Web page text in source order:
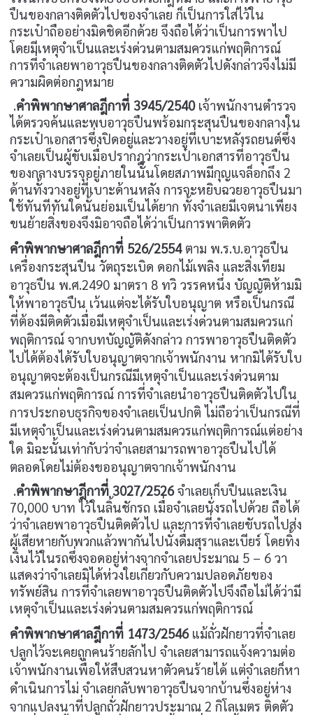
ปืนของกลางติดตัวไปของจำเลย ก็เป็นการใส่ไว้ใน
กระเป๋าถืออย่างมิดชิดอีกด้วย จึงถือได้ว่าเป็นการพาไป
โดยมีเหตุจำเป็นและเร่งด่วนตามสมควรแก่พฤติการณ์
การที่จำเลยพาอาวุธปืนของกลางติดตัวไปดังกล่าวจึงไม่มี
ความผิดต่อกฎหมาย
.คำพิพากษาศาลฎีกาที่ 3945/2540เจ้าพนักงานตำรวจ
ได้ตรวจค้นและพบอาวุธปืนพร้อมกระสุนปืนของกลางใน
กระเป๋าเอกสารซึ่งปิดอยู่และวางอยู่ที่เบาะหลังรถยนต์ซึ่ง
จำเลยเป็นผู้ขับเมื่อปรากฎว่ากระเป๋าเอกสารที่อาวุธปืน
ของกลางบรรจุอยู่ภายในนั้นโดยสภาพมีกุญแจล็อกถึง 2
ด้านทั้งวางอยู่ที่เบาะด้านหลัง การจะหยิบฉวยอาวุธปืนมา
ใช้ทันทีทันใดนั้นย่อมเป็นได้ยาก ทั้งจำเลยมีเจตนาเพียง
ขนย้ายสิ่งของจึงมิอาจถือได้ว่าเป็นการพาติดตัว
คำพิพากษาศาลฎีกาที่ 526/2554ตาม พ.ร.บ.อาวุธปืน
เครื่องกระสุนปืน วัตถุระเบิด ดอกไม้เพลิง และสิ่งเทียม
อาวุธปืน พ.ศ.2490 มาตรา 8 ทวิ วรรคหนึ่ง บัญญัติห้ามมิ
ให้พาอาวุธปืน เว้นแต่จะได้รับใบอนุญาต หรือเป็นกรณี
ที่ต้องมีติดตัวเมื่อมีเหตุจำเป็นและเร่งด่วนตามสมควรแก่
พฤติการณ์ จากบทบัญญัติดังกล่าว การพาอาวุธปืนติดตัว
ไปได้ต้องได้รับใบอนุญาตจากเจ้าพนักงาน หากมิได้รับใบ
อนุญาตจะต้องเป็นกรณีมีเหตุจำเป็นและเร่งด่วนตาม
สมควรแก่พฤติการณ์ การที่จำเลยนำอาวุธปืนติดตัวไปใน
การประกอบธุรกิจของจำเลยเป็นปกติ ไม่ถือว่าเป็นกรณีที่
มีเหตุจำเป็นและเร่งด่วนตามสมควรแก่พฤติการณ์แต่อย่าง
ใด มิฉะนั้นเท่ากับว่าจำเลยสามารถพาอาวุธปืนไปได้
ตลอดโดยไม่ต้องขออนุญาตจากเจ้าพนักงาน
.คำพิพากษาฎีกาที่ 3027/2526จำเลยเก็บปืนและเงิน
70,000 บาท ไว้ในลิ้นชักรถ เมื่อจำเลยนั่งรถไปด้วย ถือได้
ว่าจำเลยพาอาวุธปืนติดตัวไป และการที่จำเลยขับรถไปส่ง
ผู้เสียหายกับพวกแล้วพากันไปนั่งดื่มสุราและเบียร์ โดยทิ้ง
เงินไว้ในรถซึ่งจอดอยู่ห่างจากจำเลยประมาณ 5 – 6 วา
แสดงว่าจำเลยมิได้ห่วงใยเกี่ยวกับความปลอดภัยของ
ทรัพย์สิน การที่จำเลยพาอาวุธปืนติดตัวไปจึงถือไม่ได้ว่ามี
เหตุจำเป็นและเร่งด่วนตามสมควรแก่พฤติการณ์
คำพิพากษาศาลฎีกาที่ 1473/2546แม้ถั่วฝักยาวที่จำเลย
ปลูกไว้จะเคยถูกคนร้ายลักไป จำเลยสามารถแจ้งความต่อ
เจ้าพนักงานเพื่อให้สืบสวนหาตัวคนร้ายได้ แต่จำเลยก็หา
ดำเนินการไม่ จำเลยกลับพาอาวุธปืนจากบ้านซึ่งอยู่ห่าง
จากแปลงนาที่ปลูกถั่วฝักยาวประมาณ 2 กิโลเมตร ติดตัว